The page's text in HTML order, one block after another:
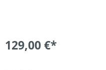
129,00 €*